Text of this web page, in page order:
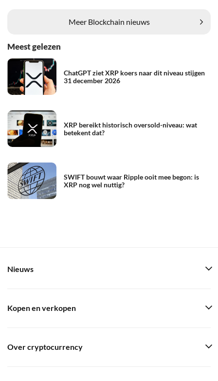
Meer Blockchain nieuws
Meest gelezen
ChatGPT ziet XRP koers naar dit niveau stijgen
31 december 2026
XRP bereikt historisch oversold-niveau: wat
betekent dat?
SWIFT bouwt waar Ripple ooit mee begon: is
XRP nog wel nuttig?
Nieuws
Kopen en verkopen
Over cryptocurrency